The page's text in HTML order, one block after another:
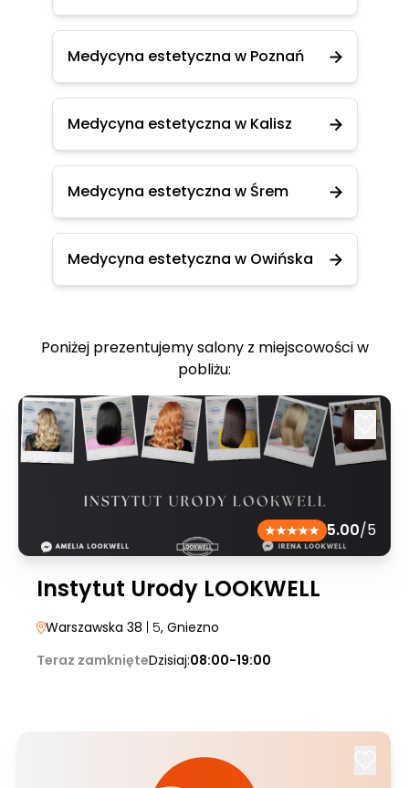
Medycyna estetyczna w Poznań
Medycyna estetyczna w Kalisz
Medycyna estetyczna w Śrem
Medycyna estetyczna w Owińska
Poniżej prezentujemy salony z miejscowości w
pobliżu:
5.00/5
Instytut Urody LOOKWELL
Warszawska 38 | 5, Gniezno
Teraz zamknięteDzisiaj:08:00-19:00